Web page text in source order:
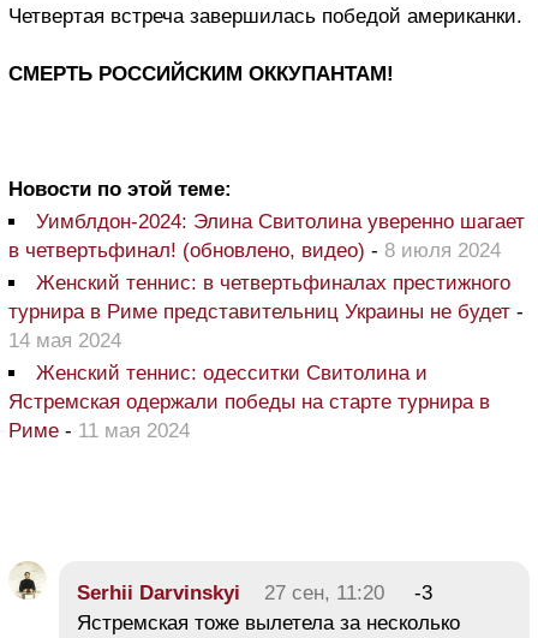
Четвертая встреча завершилась победой американки.
СМЕРТЬ РОССИЙСКИМ ОККУПАНТАМ!
Новости по этой теме:
Уимблдон-2024: Элина Свитолина уверенно шагает
в четвертьфинал! (обновлено, видео) - 8 июля 2024
Женский теннис: в четвертьфиналах престижного
турнира в Риме представительниц Украины не будет -
14 мая 2024
Женский теннис: одесситки Свитолина и
Ястремская одержали победы на старте турнира в
Риме - 11 мая 2024
Serhii Darvinskyi 27 сен, 11:20
-3
Ястремская тоже вылетела за несколько